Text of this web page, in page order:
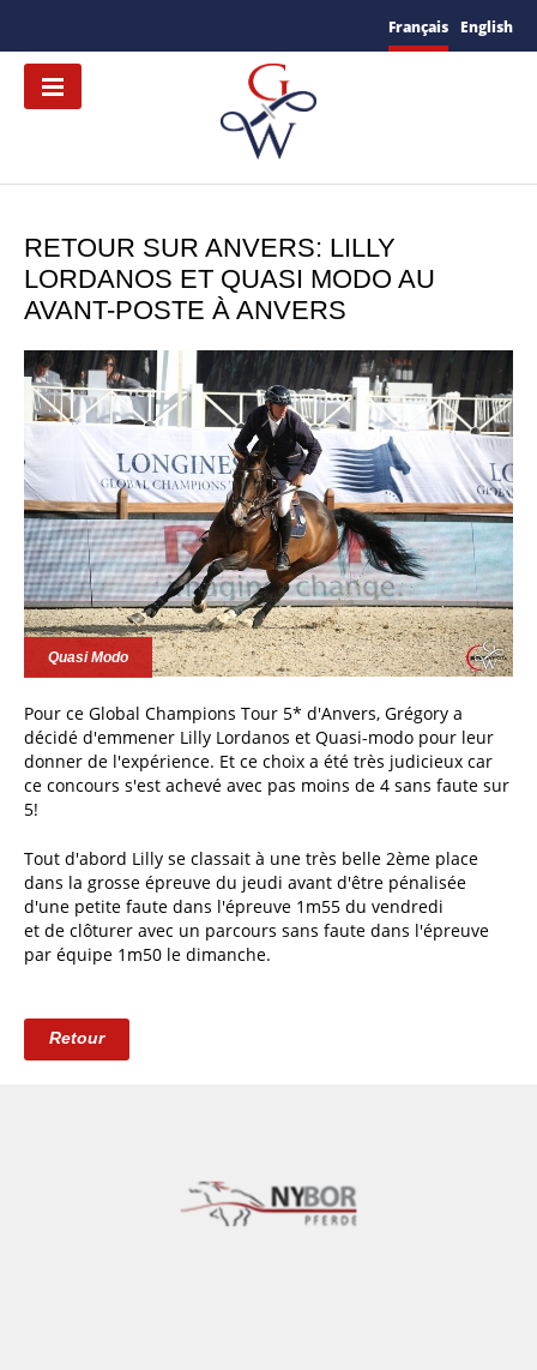
Français English
RETOUR SUR ANVERS: LILLY
LORDANOS ET QUASI MODO AU
AVANT-POSTE À ANVERS
Quasi Modo
Pour ce Global Champions Tour 5* d'Anvers, Grégory a
décidé d'emmener Lilly Lordanos et Quasi-modo pour leur
donner de l'expérience. Et ce choix a été très judicieux car
ce concours s'est achevé avec pas moins de 4 sans faute sur
5!
Tout d'abord Lilly se classait à une très belle 2ème place
dans la grosse épreuve du jeudi avant d'être pénalisée
d'une petite faute dans l'épreuve 1m55 du vendredi
et de clôturer avec un parcours sans faute dans l'épreuve
par équipe 1m50 le dimanche.
Retour